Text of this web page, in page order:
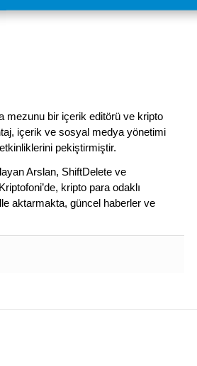
mezunu bir içerik editörü ve kripto
içerik ve sosyal medya yönetimi
pekiştirmiştir.
Arslan, ShiftDelete ve
kripto para odaklı
aktarmakta, güncel haberler ve